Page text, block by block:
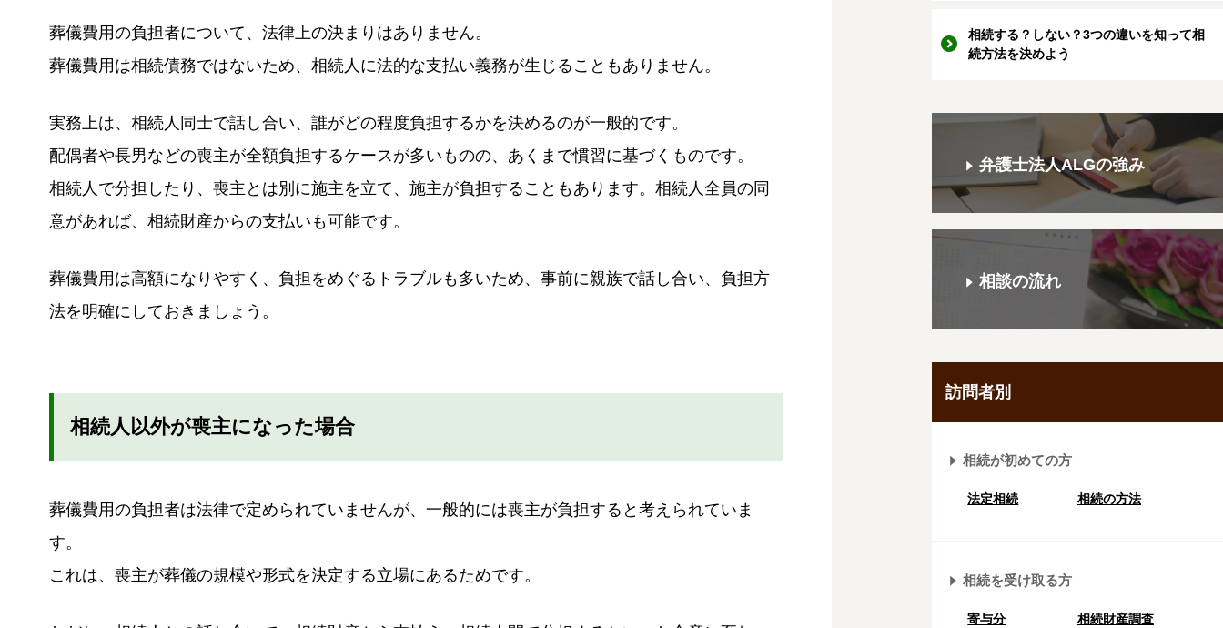
葬儀費用の負担者について、法律上の決まりはありません。
葬儀費用は相続債務ではないため、相続人に法的な支払い義務が生じることもありません。
実務上は、相続人同士で話し合い、誰がどの程度負担するかを決めるのが一般的です。
配偶者や長男などの喪主が全額負担するケースが多いものの、あくまで慣習に基づくものです。
相続人で分担したり、喪主とは別に施主を立て、施主が負担することもあります。相続人全員の同
意があれば、相続財産からの支払いも可能です。
葬儀費用は高額になりやすく、負担をめぐるトラブルも多いため、事前に親族で話し合い、負担方
法を明確にしておきましょう。
相続人以外が喪主になった場合
葬儀費用の負担者は法律で定められていませんが、一般的には喪主が負担すると考えられていま
す。
これは、喪主が葬儀の規模や形式を決定する立場にあるためです。
相続する？しない？3つの違いを知って相
続方法を決めよう
弁護士法人ALGの強み
相談の流れ
訪問者別
相続が初めての方
法定相続 相続の方法
相続を受け取る方
寄与分 相続財産調査